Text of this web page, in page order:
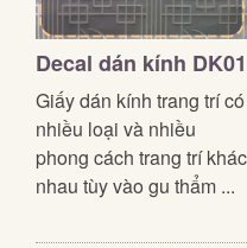
Decal dán kính DK01
Giấy dán kính trang trí có
nhiều loại và nhiều
phong cách trang trí khác
nhau tùy vào gu thẩm ...